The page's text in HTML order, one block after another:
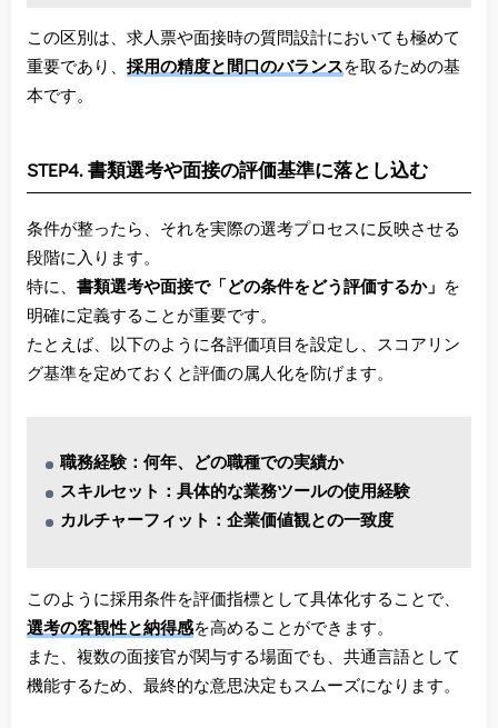
この区別は、求人票や面接時の質問設計においても極めて
重要であり、 採用の精度と間口のバランスを取るための基
本です。
STEP4. 書類選考や面接の評価基準に落とし込む
条件が整ったら、それを実際の選考プロセスに反映させる
段階に入ります。
特に、 書類選考や面接で「どの条件をどう評価するか」
を
明確に定義することが重要です。
たとえば、以下のように各評価項目を設定し、スコアリン
グ基準を定めておくと評価の属人化を防げます。
職務経験：何年、どの職種での実績か
スキルセット：具体的な業務ツールの使用経験
カルチャーフィット：企業価値観との一致度
このように採用条件を評価指標として具体化することで、
選考の客観性と納得感を高めることができます。
また、複数の面接官が関与する場面でも、共通言語として
機能するため、最終的な意思決定もスムーズになります。